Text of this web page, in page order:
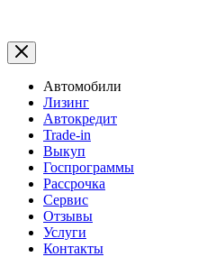
Автомобили
Лизинг
Автокредит
Trade-in
Выкуп
Госпрограммы
Рассрочка
Сервис
Отзывы
Услуги
Контакты